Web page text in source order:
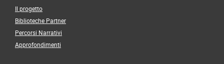
Il progetto
Biblioteche Partner
Percorsi Narrativi
Approfondimenti